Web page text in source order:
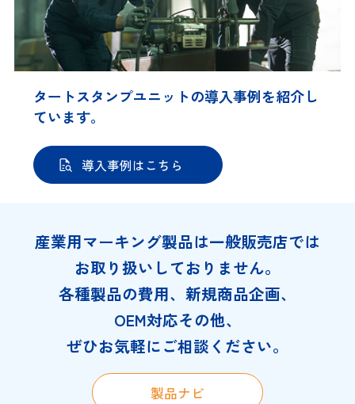
タートスタンプユニットの導入事例を紹介し
ています。
導入事例はこちら
産業用マーキング製品は一般販売店では
お取り扱いしておりません。
各種製品の費用、新規商品企画、
OEM対応その他、
ぜひお気軽にご相談ください。
製品ナビ